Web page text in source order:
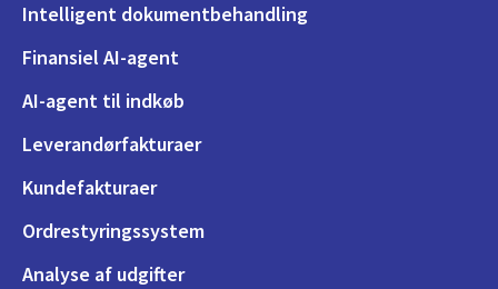
Intelligent dokumentbehandling
Finansiel AI-agent
AI-agent til indkøb
Leverandørfakturaer
Kundefakturaer
Ordrestyringssystem
Analyse af udgifter